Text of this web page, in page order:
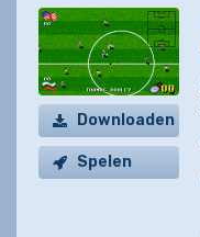
Downloaden
Spelen